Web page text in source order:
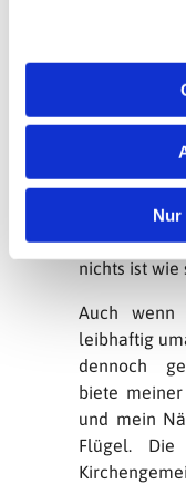
Nur
berichtet
trugen
und heute
nichts ist wie
Auch
leibhaftig
dennoch
biete
und mein
Flügel. Die